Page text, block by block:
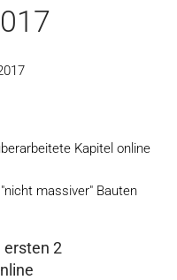
Kapitel online
massiver" Bauten
ersten 2